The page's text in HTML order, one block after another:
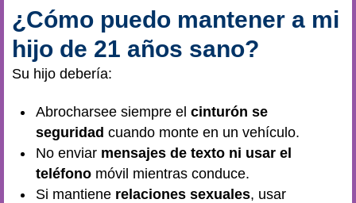
¿Cómo puedo mantener a mi
hijo de 21 años sano?
Su hijo debería:
Abrocharsee siempre el cinturón se
seguridad cuando monte en un vehículo.
No enviar mensajes de texto ni usar el
teléfono móvil mientras conduce.
Si mantiene relaciones sexuales, usar